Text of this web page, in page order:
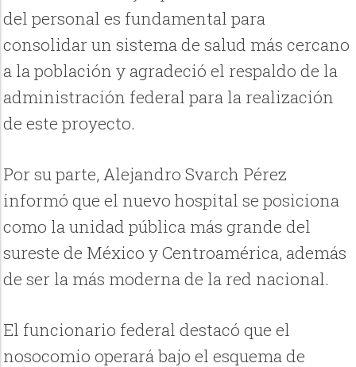
del personal es fundamental para
consolidar un sistema de salud más cercano
a la población y agradeció el respaldo de la
administración federal para la realización
de este proyecto.
Por su parte, Alejandro Svarch Pérez
informó que el nuevo hospital se posiciona
como la unidad pública más grande del
sureste de México y Centroamérica, además
de ser la más moderna de la red nacional.
El funcionario federal destacó que el
nosocomio operará bajo el esquema de